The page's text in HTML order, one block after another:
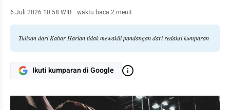
6 Juli 2026 10:58 WIB · waktu baca 2 menit
Tulisan dari Kabar Harian tidak mewakili pandangan dari redaksi kumparan
Ikuti kumparan di Google